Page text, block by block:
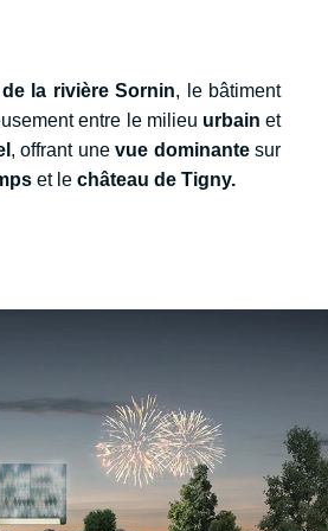
la rivière Sornin, le bâtiment
entre le milieu urbain et
, offrant unevue dominantesur
et le château de Tigny.